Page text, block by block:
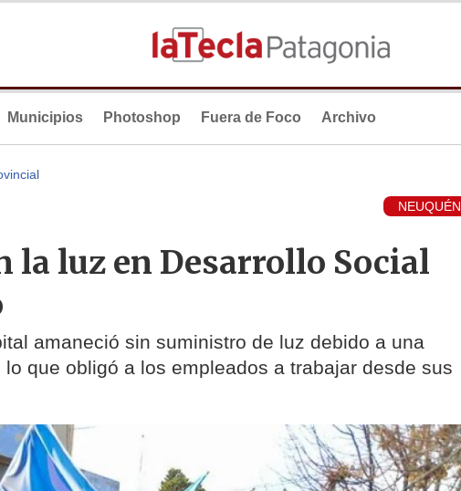
Municipios Photoshop Fuera de Foco Archivo
NEUQUÉN
la luz en Desarrollo Social
amaneció sin suministro de luz debido a una
que obligó a los empleados a trabajar desde sus